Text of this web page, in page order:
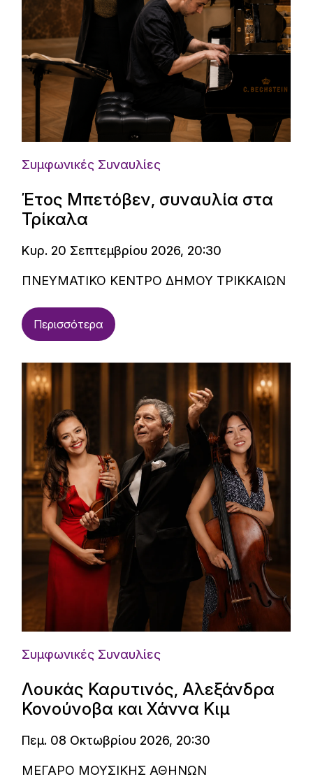
Συμφωνικές Συναυλίες
Έτος Μπετόβεν, συναυλία στα
Τρίκαλα
Κυρ. 20 Σεπτεμβρίου 2026, 20:30
ΠΝΕΥΜΑΤΙΚΟ ΚΕΝΤΡΟ ΔΗΜΟΥ ΤΡΙΚΚΑΙΩΝ
Περισσότερα
Συμφωνικές Συναυλίες
Λουκάς Καρυτινός, Αλεξάνδρα
Κονούνοβα και Χάννα Κιμ
Πεμ. 08 Οκτωβρίου 2026, 20:30
ΜΕΓΑΡΟ ΜΟΥΣΙΚΗΣ ΑΘΗΝΩΝ